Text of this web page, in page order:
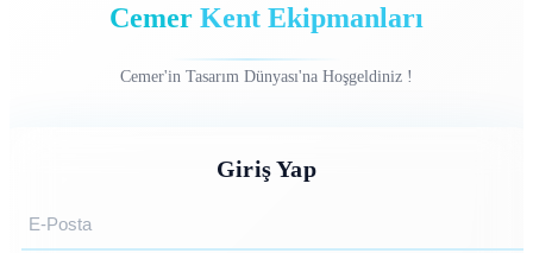
Cemer Kent Ekipmanları
Cemer'in Tasarım Dünyası'na Hoşgeldiniz !
Giriş Yap